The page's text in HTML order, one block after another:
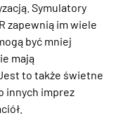
Symulatory
zapewnią im wiele
być mniej
mają
to także świetne
innych imprez